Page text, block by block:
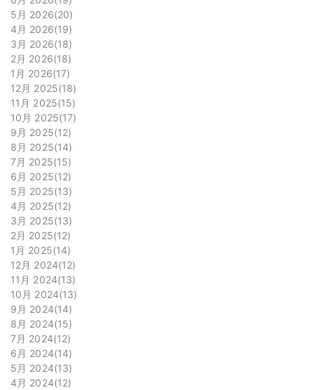
5月 2026 20
4月 2026 19
3月 2026 18
2月 2026 18
1月 2026 17
12月 2025 18
11月 2025 15
10月 2025 17
9月 2025 12
8月 2025 14
7月 2025 15
6月 2025 12
5月 2025 13
4月 2025 12
3月 2025 13
2月 2025 12
1月 2025 14
12月 2024 12
11月 2024 13
10月 2024 13
9月 2024 14
8月 2024 15
7月 2024 12
6月 2024 14
5月 2024 13
4月 2024 12